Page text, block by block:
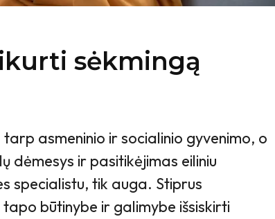
sėkmingą
asmeninio ir socialinio gyvenimo, o
dėmesys ir pasitikėjimas eiliniu
specialistu, tik auga. Stiprus
būtinybe ir galimybe išsiskirti